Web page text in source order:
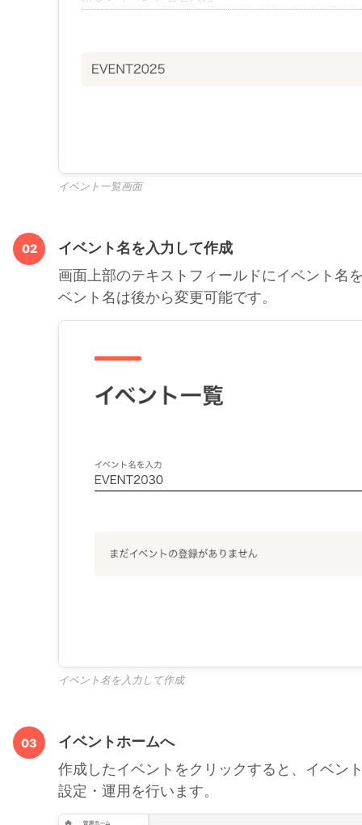
イベント一覧画面
02 イベント名を入力して作成
画面上部のテキストフィールドにイベント名
ベント名は後から変更可能です。
イベント名を入力して作成
03 イベントホームへ
作成したイベントをクリックすると、イベン
設定・運用を行います。